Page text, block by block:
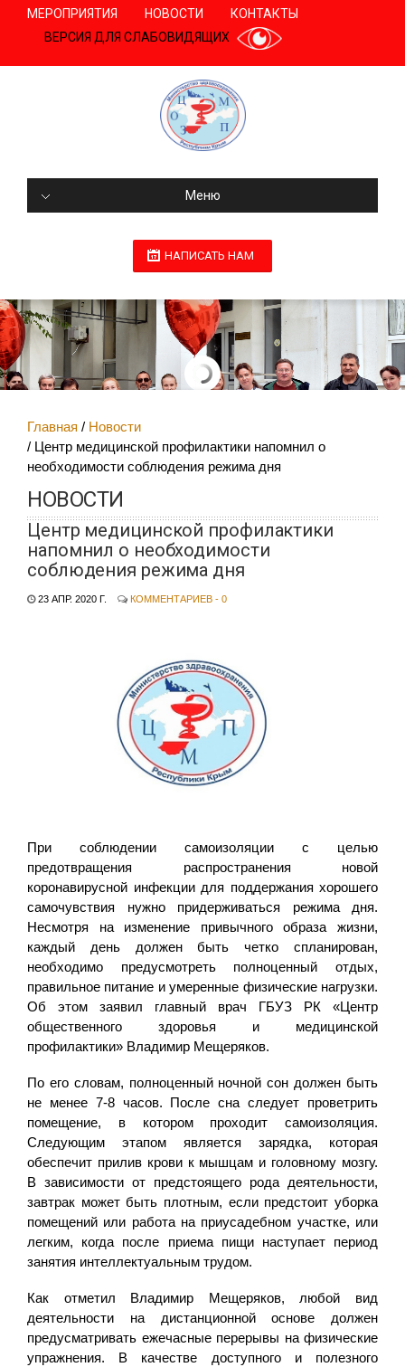
МЕРОПРИЯТИЯ НОВОСТИ
КОНТАКТЫ
ВЕРСИЯ ДЛЯ СЛАБОВИДЯЩИХ
Меню
НАПИСАТЬ НАМ
Главная
Новости
Центр медицинской профилактики напомнил о
необходимости соблюдения режима дня
НОВОСТИ
Центр медицинской профилактики
напомнил о необходимости
соблюдения режима дня
23 АПР. 2020 Г. КОММЕНТАРИЕВ - 0
При соблюдении самоизоляции с целью
предотвращения распространения новой
коронавирусной инфекции для поддержания хорошего
самочувствия нужно придерживаться режима дня.
Несмотря на изменение привычного образа жизни,
каждый день должен быть четко спланирован,
необходимо предусмотреть полноценный отдых,
правильное питание и умеренные физические нагрузки.
Об этом заявил главный врач ГБУЗ РК «Центр
общественного здоровья и медицинской
профилактики» Владимир Мещеряков.
По его словам, полноценный ночной сон должен быть
не менее 7-8 часов. После сна следует проветрить
помещение, в котором проходит самоизоляция.
Следующим этапом является зарядка, которая
обеспечит прилив крови к мышцам и головному мозгу.
В зависимости от предстоящего рода деятельности,
завтрак может быть плотным, если предстоит уборка
помещений или работа на приусадебном участке, или
легким, когда после приема пищи наступает период
занятия интеллектуальным трудом.
Как отметил Владимир Мещеряков, любой вид
деятельности на дистанционной основе должен
предусматривать ежечасные перерывы на физические
упражнения. В качестве доступного и полезного